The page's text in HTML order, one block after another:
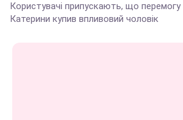
Користувачі припускають, що перемогу
Катерини купив впливовий чоловік